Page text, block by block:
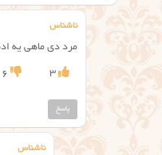
ناشناس
مرد دی ماهی یه
3
6
پاسخ
ناشناس